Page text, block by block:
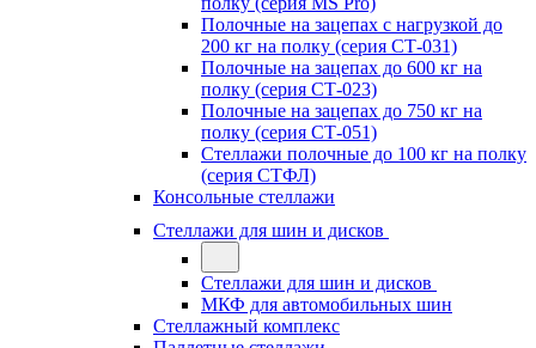
Полочные на зацепах с нагрузкой до
200 кг на полку (серия СТ-031)
Полочные на зацепах до 600 кг на
полку (серия СТ-023)
Полочные на зацепах до 750 кг на
полку (серия СТ-051)
Стеллажи полочные до 100 кг на полку
(серия СТФЛ)
Консольные стеллажи
Стеллажи для шин и дисков
Стеллажи для шин и дисков
МКФ для автомобильных шин
Стеллажный комплекс